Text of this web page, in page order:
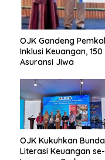
OJK Gandeng
Inklusi Keuangan,
Asuransi Jiwa
OJK Kukuhkan Bunda
Literasi Keuangan se-